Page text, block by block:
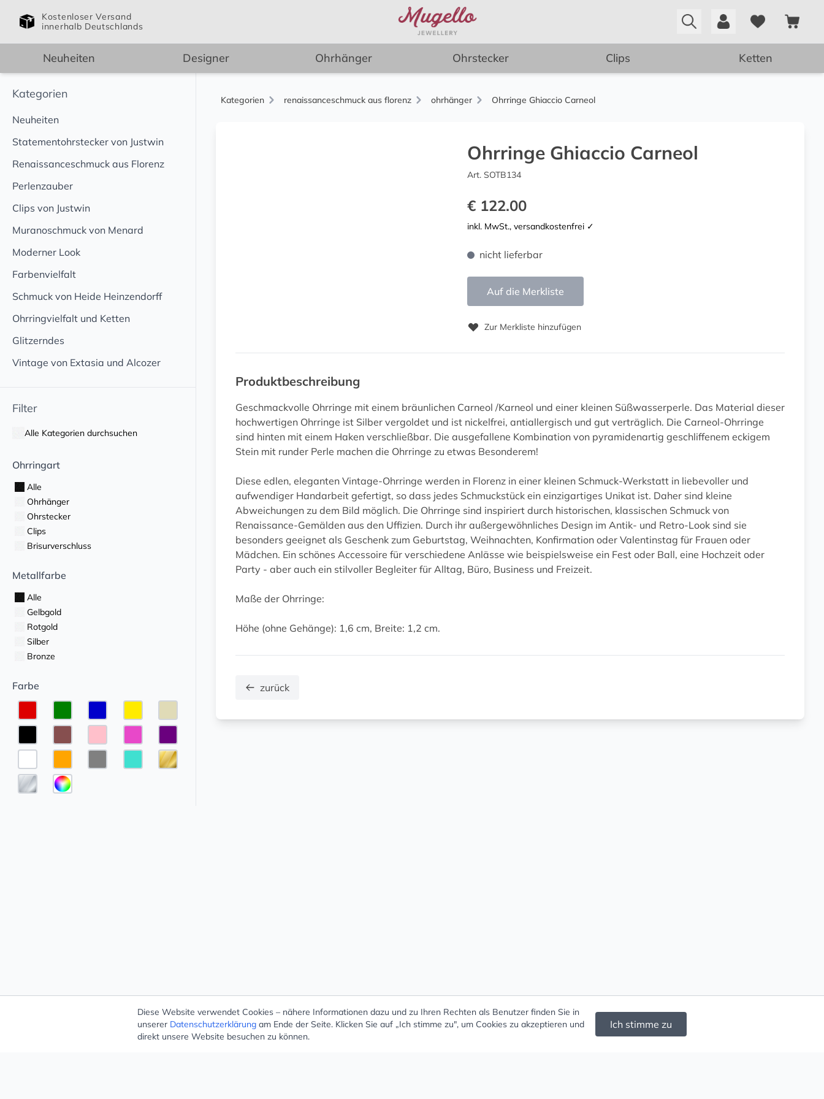
Kostenloser Versand
innerhalb Deutschlands
Neuheiten Designer Ohrhänger Ohrstecker Clips Ketten
Kategorien
Neuheiten
Statementohrstecker von Justwin
Renaissanceschmuck aus Florenz
Perlenzauber
Clips von Justwin
Muranoschmuck von Menard
Moderner Look
Farbenvielfalt
Schmuck von Heide Heinzendorff
Ohrringvielfalt und Ketten
Glitzerndes
Vintage von Extasia und Alcozer
Filter
Alle Kategorien durchsuchen
Ohrringart
Alle
Ohrhänger
Ohrstecker
Clips
Brisurverschluss
Metallfarbe
Alle
Gelbgold
Rotgold
Silber
Bronze
Farbe
Kategorien renaissanceschmuck aus florenz ohrhänger Ohrringe Ghiaccio Carneol
Ohrringe Ghiaccio Carneol
Art. SOTB134
€ 122.00
inkl. MwSt., versandkostenfrei ✓
nicht lieferbar
Auf die Merkliste
Zur Merkliste hinzufügen
Produktbeschreibung
Geschmackvolle Ohrringe mit einem bräunlichen Carneol /Karneol und einer kleinen Süßwasserperle. Das Material dieser
hochwertigen Ohrringe ist Silber vergoldet und ist nickelfrei, antiallergisch und gut verträglich. Die Carneol-Ohrringe
sind hinten mit einem Haken verschließbar. Die ausgefallene Kombination von pyramidenartig geschliffenem eckigem
Stein mit runder Perle machen die Ohrringe zu etwas Besonderem!
Diese edlen, eleganten Vintage-Ohrringe werden in Florenz in einer kleinen Schmuck-Werkstatt in liebevoller und
aufwendiger Handarbeit gefertigt, so dass jedes Schmuckstück ein einzigartiges Unikat ist. Daher sind kleine
Abweichungen zu dem Bild möglich. Die Ohrringe sind inspiriert durch historischen, klassischen Schmuck von
Renaissance-Gemälden aus den Uffizien. Durch ihr außergewöhnliches Design im Antik- und Retro-Look sind sie
besonders geeignet als Geschenk zum Geburtstag, Weihnachten, Konfirmation oder Valentinstag für Frauen oder
Mädchen. Ein schönes Accessoire für verschiedene Anlässe wie beispielsweise ein Fest oder Ball, eine Hochzeit oder
Party - aber auch ein stilvoller Begleiter für Alltag, Büro, Business und Freizeit.
Maße der Ohrringe:
Höhe (ohne Gehänge): 1,6 cm, Breite: 1,2 cm.
zurück
Diese Website verwendet Cookies – nähere Informationen dazu und zu Ihren Rechten als Benutzer finden Sie in
unserer Datenschutzerklärung am Ende der Seite. Klicken Sie auf „Ich stimme zu", um Cookies zu akzeptieren und
direkt unsere Website besuchen zu können.
Ich stimme zu